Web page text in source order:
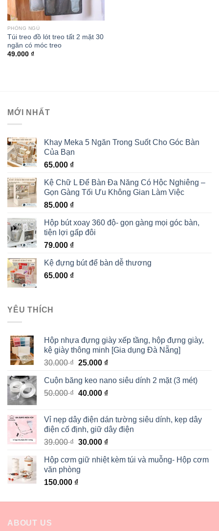
PHÒNG NGỦ
Túi treo đồ lót treo tất 2 mặt 30
ngăn có móc treo
49.000 ₫
MỚI NHẤT
Khay Meka 5 Ngăn Trong Suốt Cho Góc Bàn
Của Bạn
65.000 ₫
Kệ Chữ L Để Bàn Đa Năng Có Hộc Nghiêng –
Gọn Gàng Tối Ưu Không Gian Làm Việc
85.000 ₫
Hộp bút xoay 360 độ- gọn gàng mọi góc bàn,
tiện lợi gấp đôi
79.000 ₫
Kệ đựng bút để bàn dễ thương
65.000 ₫
YÊU THÍCH
Hộp nhựa đựng giày xếp tầng, hộp đựng giày,
kệ giày thông minh [Gia dụng Đà Nẵng]
30.000₫ 25.000 ₫
Cuộn băng keo nano siêu dính 2 mặt (3 mét)
50.000₫ 40.000 ₫
Vỉ nẹp dây điện dán tường siêu dính, kẹp dây
điện cố định, giữ dây điện
39.000₫ 30.000 ₫
Hộp cơm giữ nhiệt kèm túi và muỗng- Hộp cơm
văn phòng
150.000 ₫
ABOUT US